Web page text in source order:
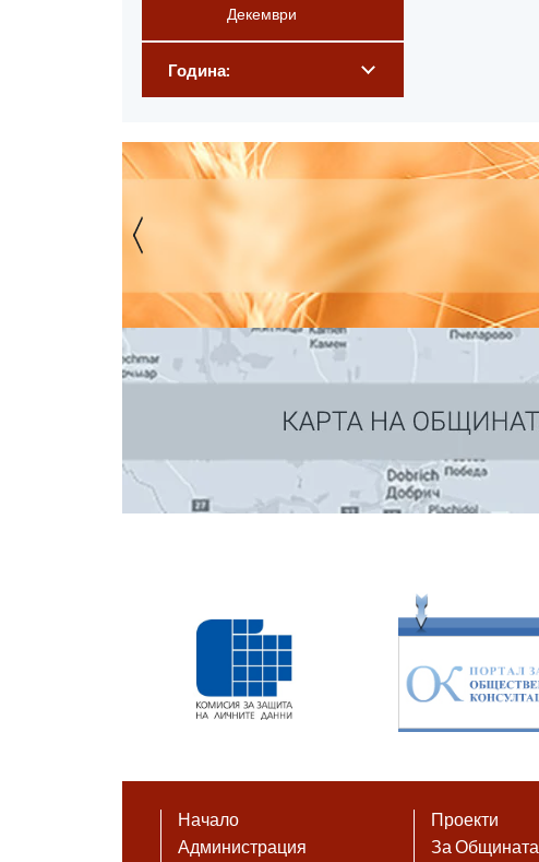
Декември
Година:
Начало
Администрация
Проекти
За Общината